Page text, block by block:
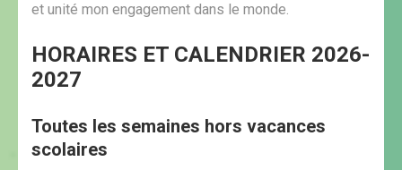
et unité mon engagement dans le monde.
HORAIRES ET CALENDRIER 2026-
2027
Toutes les semaines hors vacances
scolaires